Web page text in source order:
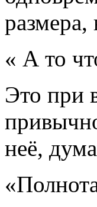
« А то
Это при
неё,